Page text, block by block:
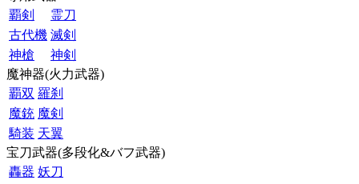
覇剣
霊刀
古代機 滅剣
神槍
神剣
魔神器(火力武器)
覇双 羅刹
魔銃 魔剣
騎装 天翼
宝刀武器(多段化&バフ武器)
轟器 妖刀